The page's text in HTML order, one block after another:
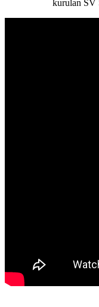
kurulan SV